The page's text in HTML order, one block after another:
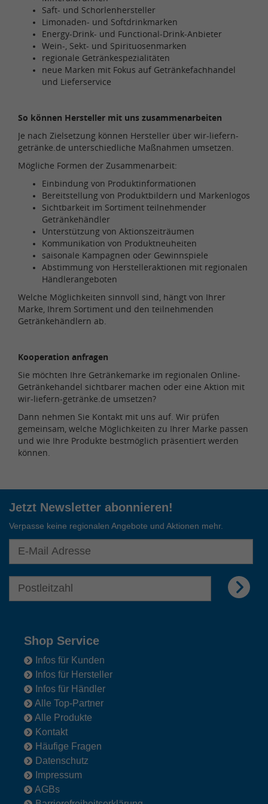
Saft- und Schorlenhersteller
Limonaden- und Softdrinkmarken
Energy-Drink- und Functional-Drink-Anbieter
Wein-, Sekt- und Spirituosenmarken
regionale Getränkespezialitäten
neue Marken mit Fokus auf Getränkefachhandel
und Lieferservice
So können Hersteller mit uns zusammenarbeiten
Je nach Zielsetzung können Hersteller über wir-liefern-
getränke.de unterschiedliche Maßnahmen umsetzen.
Mögliche Formen der Zusammenarbeit:
Einbindung von Produktinformationen
Bereitstellung von Produktbildern und Markenlogos
Sichtbarkeit im Sortiment teilnehmender
Getränkehändler
Unterstützung von Aktionszeiträumen
Kommunikation von Produktneuheiten
saisonale Kampagnen oder Gewinnspiele
Abstimmung von Herstelleraktionen mit regionalen
Händlerangeboten
Welche Möglichkeiten sinnvoll sind, hängt von Ihrer
Marke, Ihrem Sortiment und den teilnehmenden
Getränkehändlern ab.
Kooperation anfragen
Sie möchten Ihre Getränkemarke im regionalen Online-
Getränkehandel sichtbarer machen oder eine Aktion mit
wir-liefern-getränke.de umsetzen?
Dann nehmen Sie Kontakt mit uns auf. Wir prüfen
gemeinsam, welche Möglichkeiten zu Ihrer Marke passen
und wie Ihre Produkte bestmöglich präsentiert werden
können.
Jetzt Newsletter abonnieren!
Verpasse keine regionalen Angebote und Aktionen mehr.
Shop Service
Infos für Kunden
Infos für Hersteller
Infos für Händler
Alle Top-Partner
Alle Produkte
Kontakt
Häufige Fragen
Datenschutz
Impressum
AGBs